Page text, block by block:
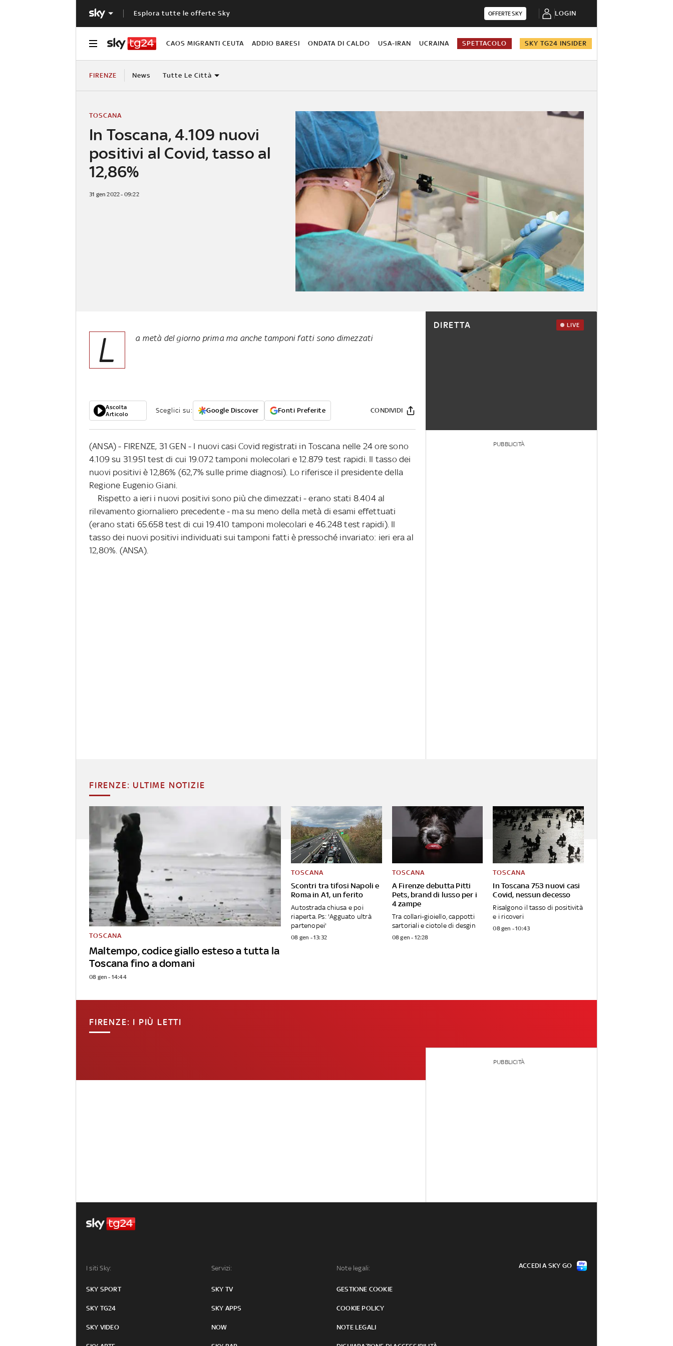
Esplora tutte le offerte Sky OFFERTE SKY LOGIN
CAOS MIGRANTI CEUTA ADDIO BARESI ONDATA DI CALDO USA-IRAN UCRAINA SPETTACOLO SKY TG24 INSIDER
FIRENZE News Tutte Le Città
In Toscana, 4.109 nuovi
positivi al Covid, tasso al
12,86%
TOSCANA
31 gen 2022 - 09:22
L a metà del giorno prima ma anche tamponi fatti sono dimezzati
Ascolta
Articolo
Sceglici su: Google Discover Fonti Preferite CONDIVIDI
(ANSA) - FIRENZE, 31 GEN - I nuovi casi Covid registrati in Toscana nelle 24 ore sono
4.109 su 31.951 test di cui 19.072 tamponi molecolari e 12.879 test rapidi. Il tasso dei
nuovi positivi è 12,86% (62,7% sulle prime diagnosi). Lo riferisce il presidente della
Regione Eugenio Giani.
Rispetto a ieri i nuovi positivi sono più che dimezzati - erano stati 8.404 al
rilevamento giornaliero precedente - ma su meno della metà di esami effettuati
(erano stati 65.658 test di cui 19.410 tamponi molecolari e 46.248 test rapidi). Il
tasso dei nuovi positivi individuati sui tamponi fatti è pressoché invariato: ieri era al
12,80%. (ANSA).
DIRETTA LIVE
PUBBLICITÀ
FIRENZE: ULTIME NOTIZIE
Maltempo, codice giallo esteso a tutta la
Toscana fino a domani
TOSCANA
08 gen - 14:44
Scontri tra tifosi Napoli e
Roma in A1, un ferito
TOSCANA
Autostrada chiusa e poi
riaperta. Ps: 'Agguato ultrà
partenopei'
08 gen - 13:32
A Firenze debutta Pitti
Pets, brand di lusso per i
4 zampe
TOSCANA
Tra collari-gioiello, cappotti
sartoriali e ciotole di desgin
08 gen - 12:28
In Toscana 753 nuovi casi
Covid, nessun decesso
TOSCANA
Risalgono il tasso di positività
e i ricoveri
08 gen - 10:43
FIRENZE: I PIÙ LETTI
PUBBLICITÀ
I siti Sky:
SKY SPORT
SKY TG24
SKY VIDEO
Servizi:
SKY TV
SKY APPS
NOW
Note legali:
GESTIONE COOKIE
COOKIE POLICY
NOTE LEGALI
ACCEDI A SKY GO